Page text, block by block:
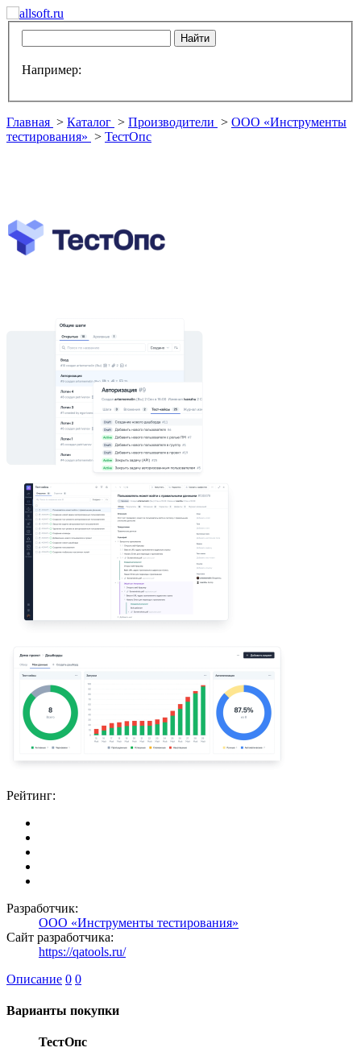
Например:
Главная > Каталог > Производители > ООО «Инструменты
тестирования» > ТестОпс
Рейтинг:
Разработчик:
ООО «Инструменты тестирования»
Сайт разработчика:
https://qatools.ru/
Описание 0 0
Варианты покупки
ТестОпс